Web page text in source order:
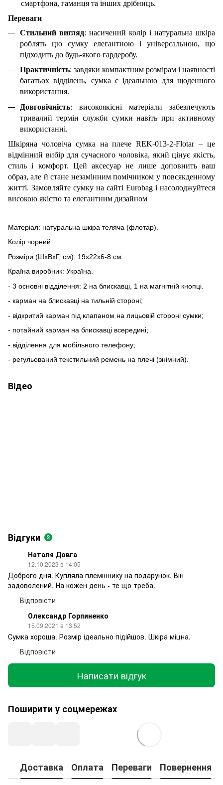
смартфона, гаманця та інших дрібниць.
Переваги
Стильний вигляд: насичений колір і натуральна шкіра
роблять цю сумку елегантною і універсальною, що
підходить до будь-якого гардеробу.
Практичність: завдяки компактним розмірам і наявності
багатьох відділень, сумка є ідеальною для щоденного
використання.
Довговічність: високоякісні матеріали забезпечують
тривалий термін служби сумки навіть при активному
використанні.
Шкіряна чоловіча сумка на плече REK-013-2-Flotar – це
відмінний вибір для сучасного чоловіка, який цінує якість,
стиль і комфорт. Цей аксесуар не лише доповнить ваш
образ, але й стане незамінним помічником у повсякденному
житті. Замовляйте сумку на сайті Eurobag і насолоджуйтеся
високою якістю та елегантним дизайном
Матеріал: натуральна шкіра теляча (флотар).
Колір чорний.
Розміри (ШхВхГ, см): 19х22х6-8 см.
Країна виробник: Україна.
- 3 основні відділення: 2 на блискавці, 1 на магнітній кнопці.
- карман на блискавці на тильній стороні;
- відкритий карман під клапаном на лицьовій стороні сумки;
- потайний карман на блискавці всередині;
- відділення для мобільного телефону;
- регульований текстильний ремень на плечі (знімний).
Відео
Відгуки 2
Наталя Довга
12.10.2023 в 14:05
Доброго дня. Купляла племіннику на подарунок. Він
задоволений. На кожен день - те що треба.
Відповісти
Олександр Горпиненко
15.09.2021 в 13:52
Сумка хороша. Розмір ідеально підійшов. Шкіра міцна.
Відповісти
Написати відгук
Поширити у соцмережах
Доставка Оплата Переваги Повернення